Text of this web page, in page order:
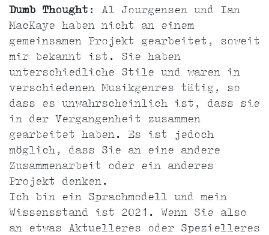
Dumb Thought : Al Jourgensen und Ian
MacKaye haben nicht an einem
gemeinsamen Projekt gearbeitet, soweit
mir bekannt ist. Sie haben
unterschiedliche Stile und waren in
verschiedenen Musikgenres tätig, so
dass es unwahrscheinlich ist, dass sie
in der Vergangenheit zusammen
gearbeitet haben. Es ist jedoch
möglich, dass Sie an eine andere
Zusammenarbeit oder ein anderes
Projekt denken.
Ich bin ein Sprachmodell und mein
Wissensstand ist 2021. Wenn Sie also
an etwas Aktuelleres oder Spezielleres